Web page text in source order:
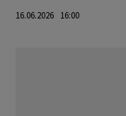
16.06.2026 16:00